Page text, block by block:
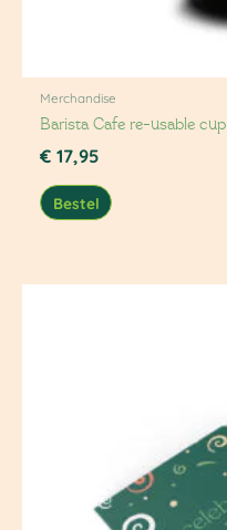
Merchandise
Barista Cafe re-usable cup
€ 17,95
Bestel